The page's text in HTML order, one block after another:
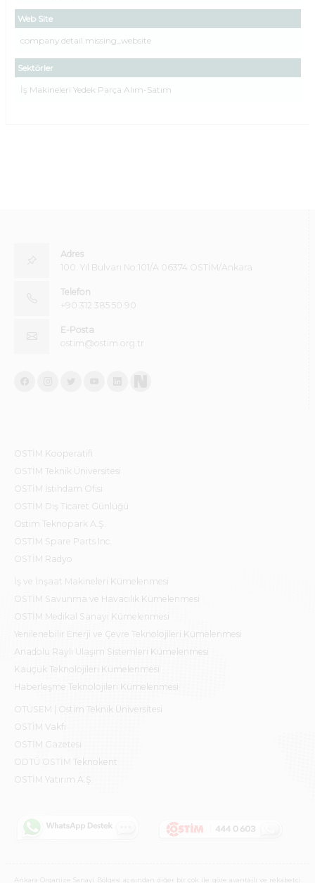
Web Site
company.detail.missing_website
Sektörler
İş Makineleri Yedek Parça Alım-Satım
Adres
100. Yıl Bulvarı No:101/A 06374 OSTİM/Ankara
Telefon
+90 312 385 50 90
E-Posta
ostim@ostim.org.tr
OSTİM Kooperatifi
OSTİM Teknik Üniversitesi
OSTİM İstihdam Ofisi
OSTİM Dış Ticaret Günlüğü
Ostim Teknopark A.Ş.
OSTİM Spare Parts Inc.
OSTİM Radyo
İş ve İnşaat Makineleri Kümelenmesi
OSTİM Savunma ve Havacılık Kümelenmesi
OSTİM Medikal Sanayi Kümelenmesi
Yenilenebilir Enerji ve Çevre Teknolojileri Kümelenmesi
Anadolu Raylı Ulaşım Sistemleri Kümelenmesi
Kauçuk Teknolojileri Kümelenmesi
Haberleşme Teknolojileri Kümelenmesi
OTÜSEM | Ostim Teknik Üniversitesi
OSTİM Vakfı
OSTİM Gazetesi
ODTÜ OSTİM Teknokent
OSTİM Yatırım A.Ş.
Ankara Organize Sanayi Bölgesi açısından diğer bir çok ile göre avantajlı ve rekabetçi